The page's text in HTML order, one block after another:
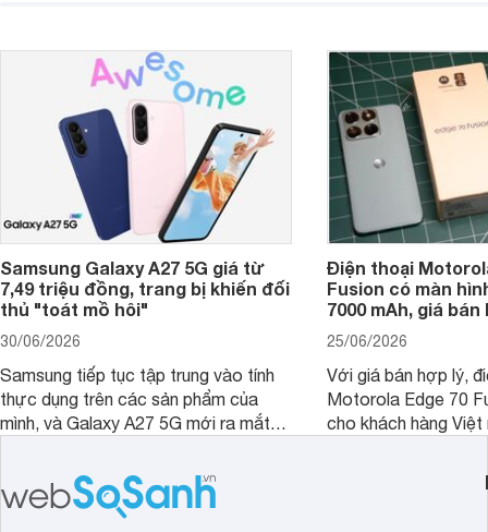
trình giảm giá hấp
thêm một lựa chọn
người dùng Việt.
Samsung Galaxy A27 5G giá từ
7,49 triệu đồng, trang bị khiến đối
thủ "toát mồ hôi"
30/06/2026
Samsung tiếp tục tập trung vào tính
thực dụng trên các sản phẩm của
mình, và Galaxy A27 5G mới ra mắt
tới cho người dùng một thiết bị chất
lượng với nhiều trang bị ấn tượng và
độ bền bỉ cho nhu cầu sử dụng lâu
Điện thoại
Fusion có màn
7000 mAh, giá
25/06/2026
Với giá bán hợp lý,
Motorola Edge 70
cho khách hàng Việt
trang bị hiện đại